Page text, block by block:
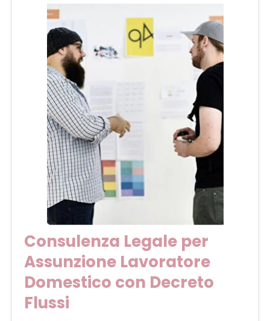
Consulenza Legale per
Assunzione Lavoratore
Domestico con Decreto
Flussi